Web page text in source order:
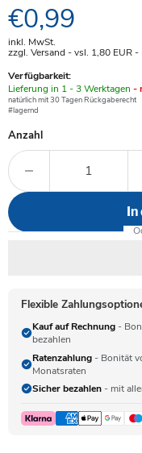
Aktueller Preis
€0,99
inkl. MwSt.
zzgl. Versand - vsl. 1,80 EUR-
Verfügbarkeit:
Verfügbar
-
Lieferung in 1 - 3 Werktagen -
natürlich mit 30 Tagen Rückgaberecht
#lagernd
Anzahl
In
Flexible
Kauf auf Rechnung -
bezahlen
Ratenzahlung - Bonität
Monatsraten
Sicher bezahlen - mit